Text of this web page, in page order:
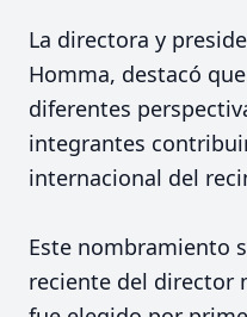
La directora y
Homma, destacó
diferentes
integrantes
internacional del
Este nombramiento
reciente del director